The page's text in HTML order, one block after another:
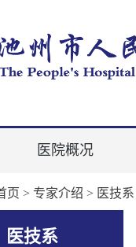
医院概况
页 > 专家介绍 > 医技系
医技系